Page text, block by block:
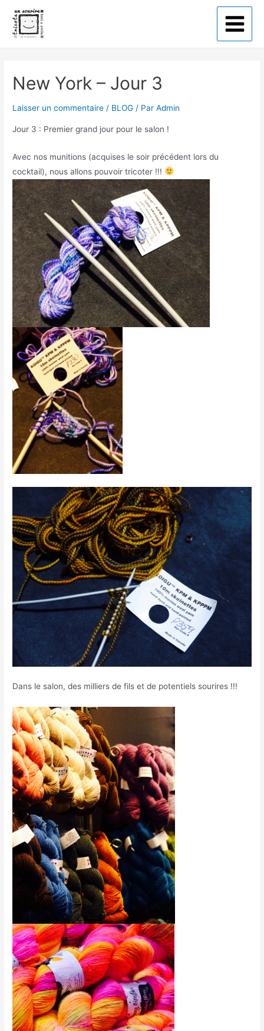
New York – Jour 3
Laisser un commentaire / BLOG / ParAdmin
Jour 3 : Premier grand jour pour le salon !
Avec nos munitions (acquises le soir précédent lors du
cocktail), nous allons pouvoir tricoter !!!
Dans le salon, des milliers de fils et de potentiels sourires !!!